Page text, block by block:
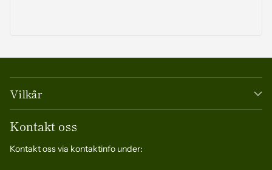
Vilkår
Kontakt oss
Kontakt oss via kontaktinfo under: